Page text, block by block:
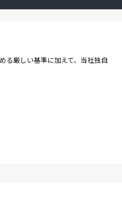
る厳しい基準に加えて、当社独自